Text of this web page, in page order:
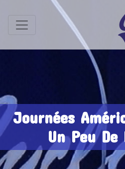
Journées
Un Peu De